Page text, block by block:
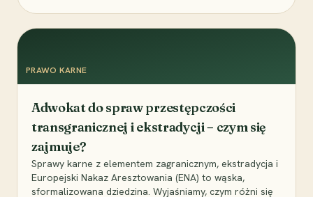
PRAWO KARNE
Adwokat do spraw przestępczości
transgranicznej i ekstradycji – czym się
zajmuje?
Sprawy karne z elementem zagranicznym, ekstradycja i
Europejski Nakaz Aresztowania (ENA) to wąska,
sformalizowana dziedzina. Wyjaśniamy, czym różni się